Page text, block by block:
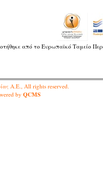
από το Ευρωπαϊκό Ταμείο
Α.Ε., All rights reserved.
by QCMS